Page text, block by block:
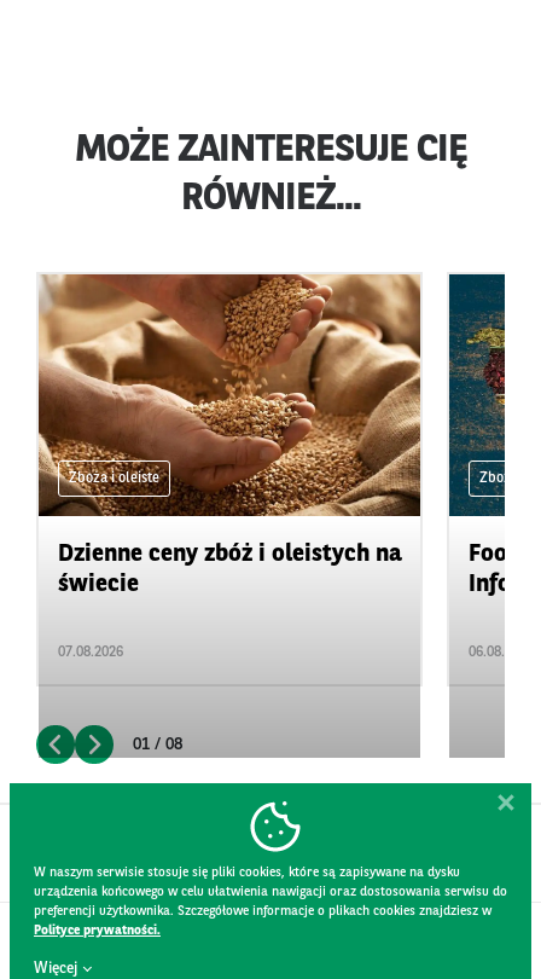
MOŻE ZAINTERESUJE CIĘ
RÓWNIEŻ...
Zboża i oleiste
Dzienne ceny zbóż i oleistych na
świecie
07.08.2026
Zboża i
06.08.2026
01 / 08
W naszym serwisie stosuje się pliki cookies, które są zapisywane na dysku
urządzenia końcowego w celu ułatwienia nawigacji oraz dostosowania serwisu do
preferencji użytkownika. Szczegółowe informacje o plikach cookies znajdziesz w
Polityce prywatności.
Więcej
REGULAMIN STRONY